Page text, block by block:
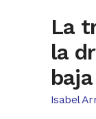
La
la
Isabel